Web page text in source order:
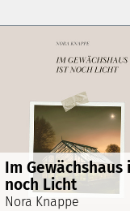
Im Gewächshaus
noch Licht
Nora Knappe